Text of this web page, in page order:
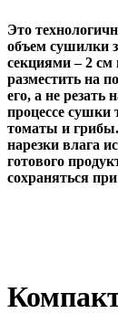
Это
объем сушилки
секциями – 2 см
разместить на
его, а не
процессе сушки
томаты и грибы.
нарезки влага
готового
сохраняться